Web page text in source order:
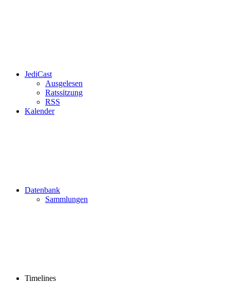
JediCast
Ausgelesen
Ratssitzung
RSS
Kalender
Datenbank
Sammlungen
Timelines